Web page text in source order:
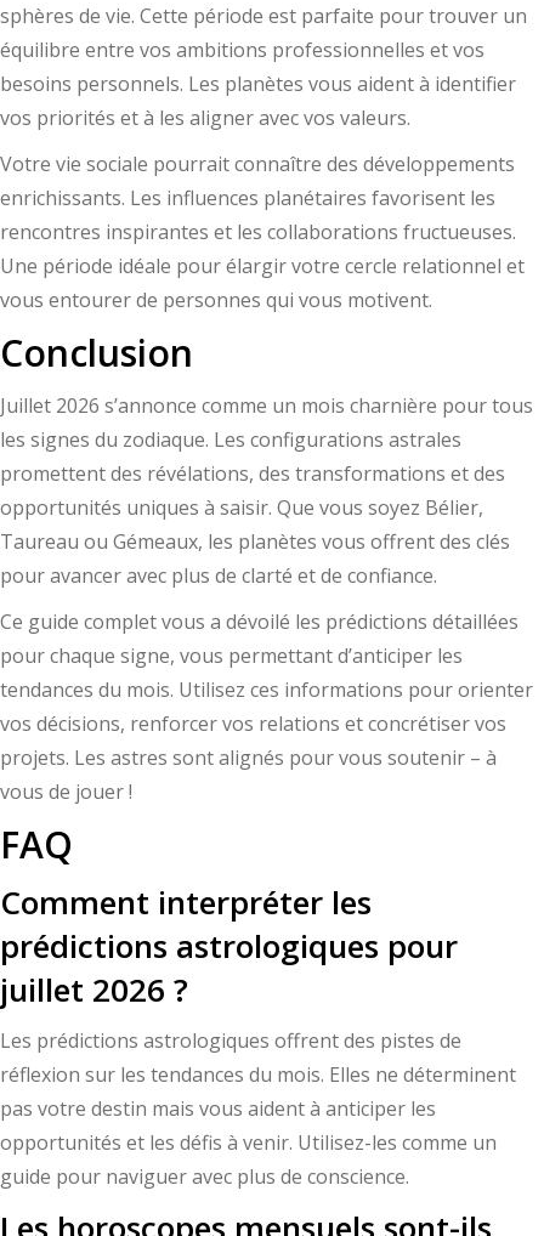
sphères de vie. Cette période est parfaite pour trouver un
équilibre entre vos ambitions professionnelles et vos
besoins personnels. Les planètes vous aident à identifier
vos priorités et à les aligner avec vos valeurs.
Votre vie sociale pourrait connaître des développements
enrichissants. Les influences planétaires favorisent les
rencontres inspirantes et les collaborations fructueuses.
Une période idéale pour élargir votre cercle relationnel et
vous entourer de personnes qui vous motivent.
Conclusion
Juillet 2026 s’annonce comme un mois charnière pour tous
les signes du zodiaque. Les configurations astrales
promettent des révélations, des transformations et des
opportunités uniques à saisir. Que vous soyez Bélier,
Taureau ou Gémeaux, les planètes vous offrent des clés
pour avancer avec plus de clarté et de confiance.
Ce guide complet vous a dévoilé les prédictions détaillées
pour chaque signe, vous permettant d’anticiper les
tendances du mois. Utilisez ces informations pour orienter
vos décisions, renforcer vos relations et concrétiser vos
projets. Les astres sont alignés pour vous soutenir – à
vous de jouer !
FAQ
Comment interpréter les
prédictions astrologiques pour
juillet 2026 ?
Les prédictions astrologiques offrent des pistes de
réflexion sur les tendances du mois. Elles ne déterminent
pas votre destin mais vous aident à anticiper les
opportunités et les défis à venir. Utilisez-les comme un
guide pour naviguer avec plus de conscience.